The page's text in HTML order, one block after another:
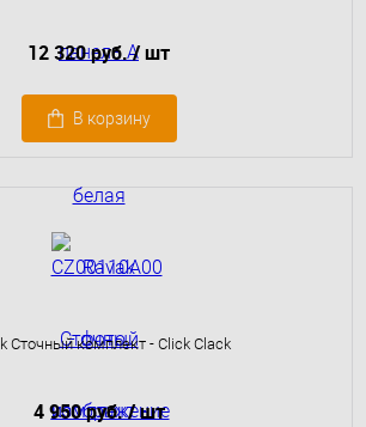
12 320 руб./ шт
В корзину
Сточный комплект - Click Clack
4 950 руб./ шт